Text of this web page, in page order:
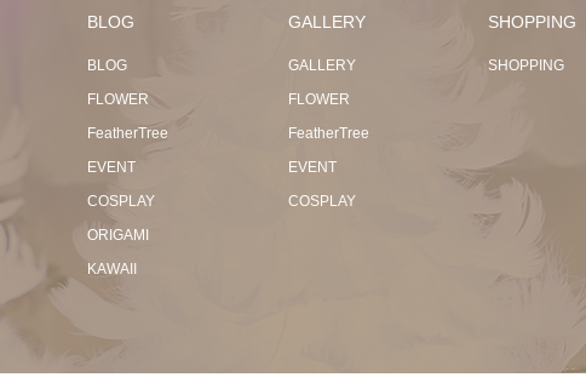
BLOG
BLOG
FLOWER
FeatherTree
EVENT
COSPLAY
ORIGAMI
KAWAII
GALLERY
GALLERY
FLOWER
FeatherTree
EVENT
COSPLAY
SHOPPING
SHOPPING